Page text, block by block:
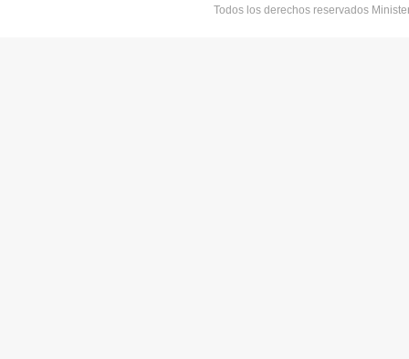
Todos los derechos reservados